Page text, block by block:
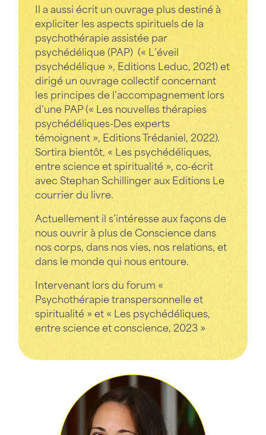
Il a aussi écrit un ouvrage plus destiné à
expliciter les aspects spirituels de la
psychothérapie assistée par
psychédélique (PAP) (« L’éveil
psychédélique », Editions Leduc, 2021) et
dirigé un ouvrage collectif concernant
les principes de l’accompagnement lors
d’une PAP (« Les nouvelles thérapies
psychédéliques-Des experts
témoignent », Editions Trédaniel, 2022).​
Sortira bientôt, « Les psychédéliques,
entre science et spiritualité », co-écrit
avec Stephan Schillinger aux Editions Le
courrier du livre.
Actuellement il s’intéresse aux façons de
nous ouvrir à plus de Conscience dans
nos corps, dans nos vies, nos relations,et
dans le monde qui nous entoure.
Intervenant lors du forum «
Psychothérapie transpersonnelle et
spiritualité » et « Les psychédéliques,
entre science et conscience, 2023 »